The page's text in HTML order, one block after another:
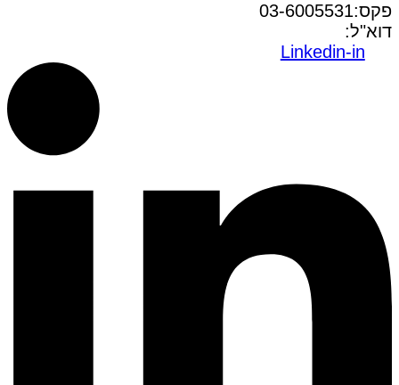
פקס:03-6005531
דוא"ל:
Linkedin-in